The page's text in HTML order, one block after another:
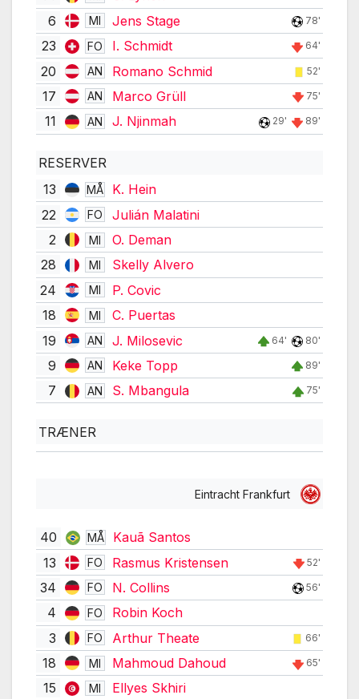
6
MI Jens Stage 78'
23 FO I. Schmidt 64'
20 AN Romano Schmid 52'
17 AN Marco Grüll 75'
11 AN J. Njinmah 29' 89'
RESERVER
13
MÅ
K. Hein
22
FO
Julián Malatini
2
MI
O. Deman
28
MI
Skelly Alvero
24
MI
P. Covic
18
MI
C. Puertas
19
AN J. Milosevic 64' 80'
9 AN Keke Topp 89'
7 AN S. Mbangula 75'
TRÆNER
Eintracht Frankfurt
40 MÅ
Kauã Santos
13
FO Rasmus Kristensen 52'
34 FO N. Collins 56'
4 FO
Robin Koch
3
FO Arthur Theate 66'
18 MI Mahmoud Dahoud 65'
15 MI
Ellyes Skhiri